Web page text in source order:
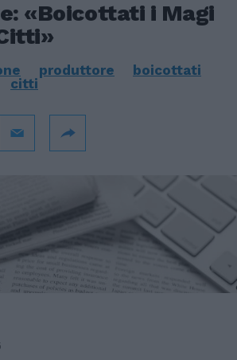
«Boicottati i Magi
produttore
boicottati
citti